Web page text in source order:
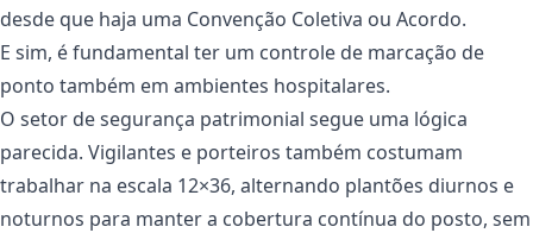
desde que haja uma Convenção Coletiva ou Acordo.
E sim, é fundamental ter um controle de marcação de
ponto também em ambientes hospitalares.
O setor de segurança patrimonial segue uma lógica
parecida. Vigilantes e porteiros também costumam
trabalhar na escala 12×36, alternando plantões diurnos e
noturnos para manter a cobertura contínua do posto, sem